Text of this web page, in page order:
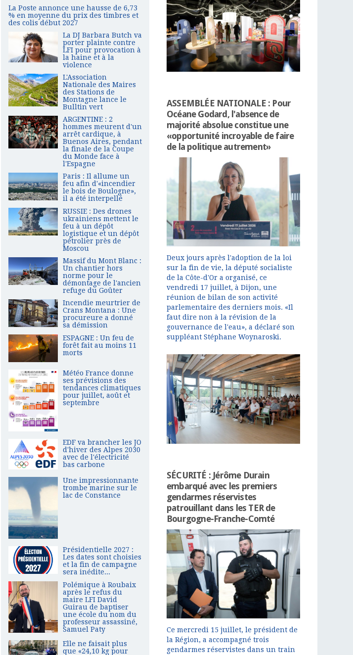
La Poste annonce une hausse de 6,73
% en moyenne du prix des timbres et
des colis début 2027
La DJ Barbara Butch va
porter plainte contre
LFI pour provocation à
la haine et à la
violence
L'Association
Nationale des Maires
des Stations de
Montagne lance le
Bulltin vert
ARGENTINE : 2
hommes meurent d'un
arrêt cardique, à
Buenos Aires, pendant
la finale de la Coupe
du Monde face à
l'Espagne
Paris : Il allume un
feu afin d'«incendier
le bois de Boulogne»,
il a été interpellé
RUSSIE : Des drones
ukrainiens mettent le
feu à un dépôt
logistique et un dépôt
pétrolier près de
Moscou
Massif du Mont Blanc :
Un chantier hors
norme pour le
démontage de l'ancien
refuge du Goûter
Incendie meurtrier de
Crans Montana : Une
procureure a donné
sa démission
ESPAGNE : Un feu de
forêt fait au moins 11
morts
Météo France donne
ses prévisions des
tendances climatiques
pour juillet, août et
septembre
EDF va brancher les JO
d'hiver des Alpes 2030
avec de l'électricité
bas carbone
Une impressionnante
trombe marine sur le
lac de Constance
Présidentielle 2027 :
Les dates sont choisies
et la fin de campagne
sera inédite...
Polémique à Roubaix
après le refus du
maire LFI David
Guirau de baptiser
une école du nom du
professeur assassiné,
Samuel Paty
Elle ne faisait plus
que «24,10 kg pour
ASSEMBLÉE NATIONALE : Pour
Océane Godard, l'absence de
majorité absolue constitue une
«opportunité incroyable de faire
de la politique autrement»
Deux jours après l'adoption de la loi
sur la fin de vie, la député socialiste
de la Côte-d'Or a organisé, ce
vendredi 17 juillet, à Dijon, une
réunion de bilan de son activité
parlementaire des derniers mois. «Il
faut dire non à la révision de la
gouvernance de l'eau», a déclaré son
suppléant Stéphane Woynaroski.
SÉCURITÉ : Jérôme Durain
embarqué avec les premiers
gendarmes réservistes
patrouillant dans les TER de
Bourgogne-Franche-Comté
Ce mercredi 15 juillet, le président de
la Région, a accompagné trois
gendarmes réservistes dans un train